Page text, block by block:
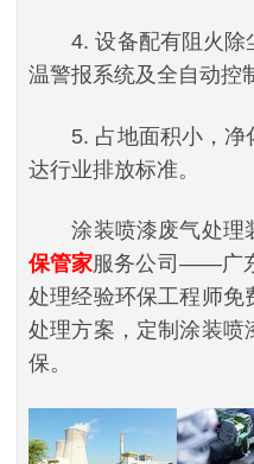
4. 设备配有阻火除
温警报系统及全自动控
5. 占地面积小，
达行业排放标准。
涂装喷漆废气处理
保管家服务公司——广
处理经验环保工程师免
处理方案，定制涂装喷
保。